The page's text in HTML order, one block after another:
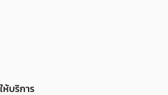
ห้บริการ